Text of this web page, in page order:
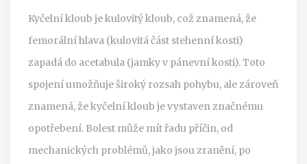
Kyčelní kloub je kulovitý kloub, což znamená, že
femorální hlava (kulovitá část stehenní kosti)
zapadá do acetabula (jamky v pánevní kosti). Toto
spojení umožňuje široký rozsah pohybu, ale zároveň
znamená, že kyčelní kloub je vystaven značnému
opotřebení. Bolest může mít řadu příčin, od
mechanických problémů, jako jsou zranění, po